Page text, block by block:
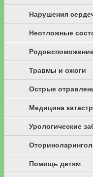
Нарушения
Неотложные
Травмы и ожоги
Острые
Медицина
Урологические
Помощь детям